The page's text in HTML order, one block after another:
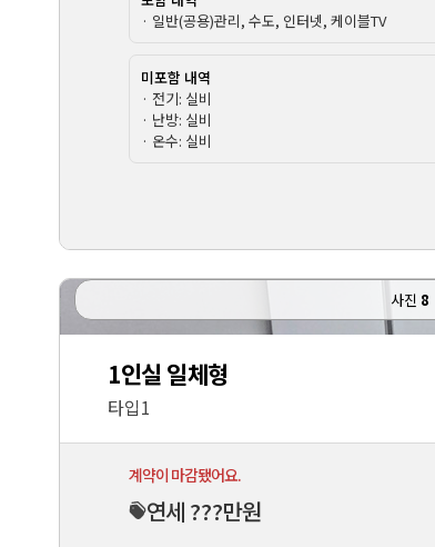
· 일반(공용)관리, 수도, 인터넷, 케이블TV
미포함 내역
· 전기: 실비
· 난방: 실비
· 온수: 실비
사진 8
1인실 일체형
타입1
계약이 마감됐어요.
연세 ???만원